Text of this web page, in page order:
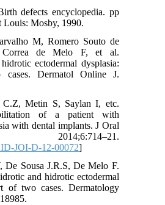
دانشکده دندانپزشکی
تهران، بخش دندانپزشکی
عدم رویش چندین دندان و
مراجعه کرد. در بررسی
کودک عدم تحمل به گرما و
کم کودک اشاره کرد. تاریخچه
مادربزرگ کودک نیز مشکل
موی سر نازک، ابروها و مژه
بینی فرورفته، هیپوپلازی
بیرون زدگی لب بالا، گوش
کاهش ارتفاع یک سوم
شکل 1: چهره کودک از روبرو
defects encyclopedia. pp
Louis: Mosby, 1990.
M, Romero Souto de
Correa de Melo F, et al.
hidrotic ectodermal dysplasia:
cases. Dermatol Online J.
C.Z, Metin S, Saylan I, etc.
of a patient with
with dental implants. J Oral
2014;6:714–21.
JOI-D-12-00072
De Sousa J.R.S, De Melo F.
and hidrotic ectodermal
of two cases. Dermatology